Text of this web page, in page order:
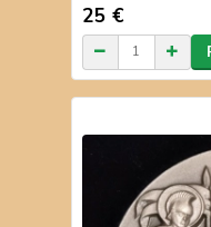
25 €